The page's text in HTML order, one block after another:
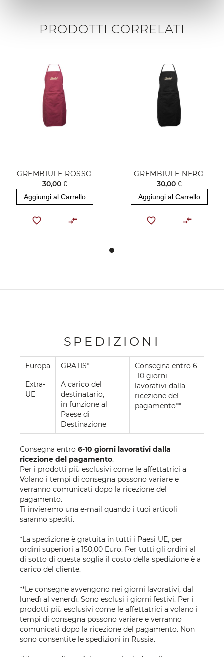
Anello di protezione della lama in alluminio a maggior
garanzia di sicurezza
Pulsantiera in acciaio con pulsante di fermo a rilievo per
evitare un avvio accidentale
PRODOTTI CORRELATI
GREMBIULE ROSSO
30,00 €
Aggiungi al Carrello
GREMBIULE NERO
30,00 €
Aggiungi al Carrello
SPEDIZIONI
Europa GRATIS*
Consegna entro 6
-10 giorni
lavorativi dalla
ricezione del
pagamento**
Extra-
UE
A carico del
destinatario,
in funzione al
Paese di
Destinazione
Consegna entro 6-10 giorni lavorativi dalla
ricezione del pagamento.
Per i prodotti più esclusivi come le affettatrici a
Volano i tempi di consegna possono variare e
verranno comunicati dopo la ricezione del
pagamento.
Ti invieremo una e-mail quando i tuoi articoli
saranno spediti.
*La spedizione è gratuita in tutti i Paesi UE, per
ordini superiori a 150,00 Euro. Per tutti gli ordini al
di sotto di questa soglia il costo della spedizione è a
carico del cliente.
**Le consegne avvengono nei giorni lavorativi, dal
lunedì al venerdì. Sono esclusi i giorni festivi. Per i
prodotti più esclusivi come le affettatrici a volano i
tempi di consegna possono variare e verranno
comunicati dopo la ricezione del pagamento. Non
sono consentite le spedizioni in Russia.